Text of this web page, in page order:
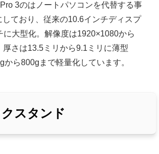
3のはノートパソコンを代替する事
しており、従来の10.6インチディスプ
に大型化。解像度は1920×1080から
さは13.5ミリから9.1ミリに薄型
から800gまで軽量化しています。
スタンド